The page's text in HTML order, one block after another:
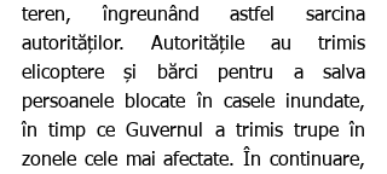
teren, îngreunând astfel sarcina
autorităților. Autoritățile au trimis
elicoptere și bărci pentru a salva
persoanele blocate în casele inundate,
în timp ce Guvernul a trimis trupe în
zonele cele mai afectate. În continuare,